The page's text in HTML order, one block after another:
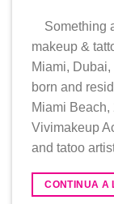
Something
makeup &
Miami,
born and
Miami
Vivimakeup
and tatoo
CONTINUA A